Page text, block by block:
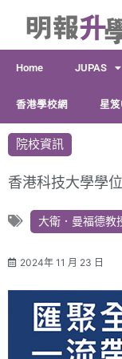
容
Home JUPAS
香港學校網 星
院校資訊
香港科技大學學
大衛．曼福德教
2024年 11 月 23 日